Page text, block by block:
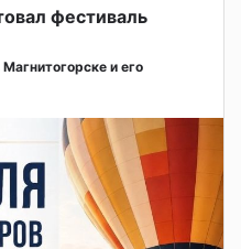
фестиваль
и его